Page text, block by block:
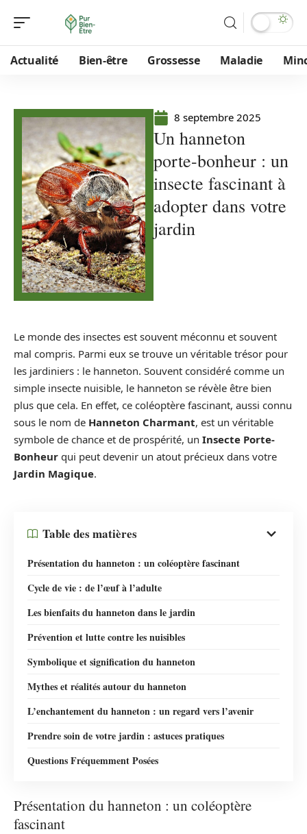
Actualité Bien-être Grossesse Maladie
8 septembre 2025
Un hanneton
porte-bonheur : un
insecte fascinant à
adopter dans votre
jardin
Le monde des insectes est souvent méconnu et souvent
mal compris. Parmi eux se trouve un véritable trésor pour
les jardiniers : le hanneton. Souvent considéré comme un
simple insecte nuisible, le hanneton se révèle être bien
plus que cela. En effet, ce coléoptère fascinant, aussi connu
sous le nom de Hanneton Charmant, est un véritable
symbole de chance et de prospérité, un Insecte Porte-
Bonheur qui peut devenir un atout précieux dans votre
Jardin Magique.
Table des matières
Présentation du hanneton : un coléoptère fascinant
Cycle de vie : de l’œuf à l’adulte
Les bienfaits du hanneton dans le jardin
Prévention et lutte contre les nuisibles
Symbolique et signification du hanneton
Mythes et réalités autour du hanneton
L’enchantement du hanneton : un regard vers l’avenir
Prendre soin de votre jardin : astuces pratiques
Questions Fréquemment Posées
Présentation du hanneton : un coléoptère
fascinant